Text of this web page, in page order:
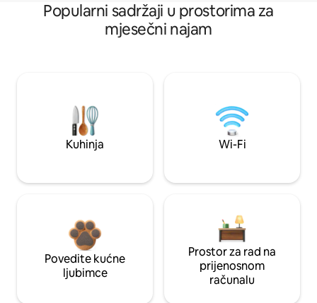
Popularni sadržaji u prostorima za
mjesečni najam
Kuhinja Wi-Fi
Povedite kućne
ljubimce
Prostor za rad na
prijenosnom
računalu